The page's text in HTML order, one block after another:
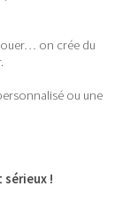
on crée du
ou une
!